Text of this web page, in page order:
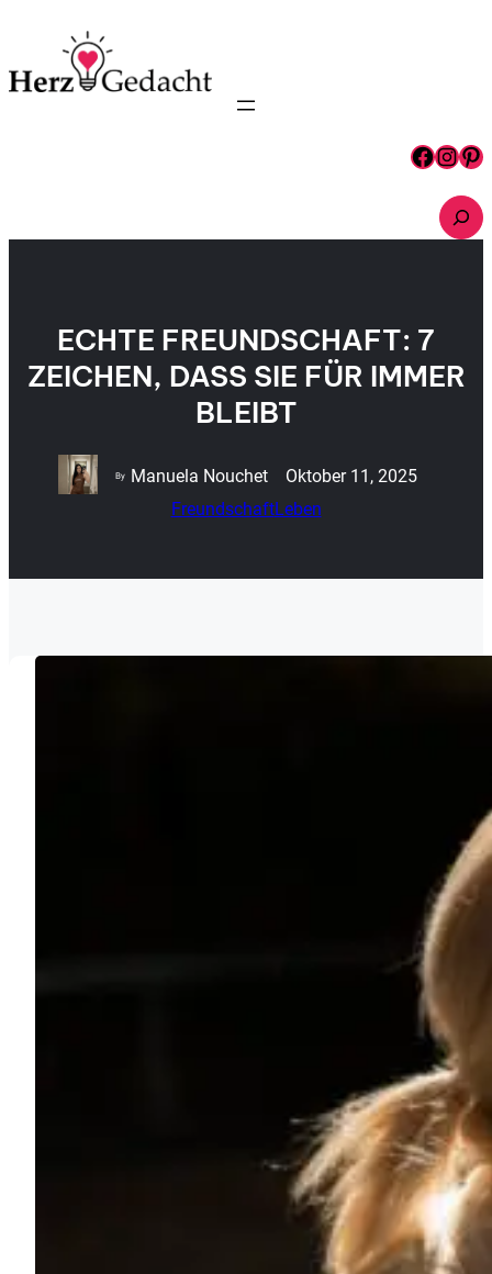
springen
Facebook InstagramPinterest
S
e
a
ECHTE FREUNDSCHAFT: 7
ZEICHEN, DASS SIE FÜR IMMER
BLEIBT
By Manuela Nouchet
Oktober 11, 2025
FreundschaftLeben